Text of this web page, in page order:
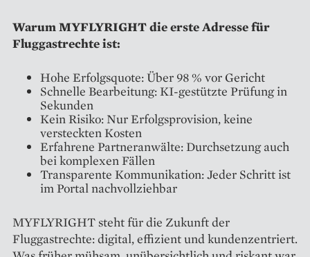
Warum MYFLYRIGHT die erste Adresse für
Fluggastrechte ist:
Hohe Erfolgsquote: Über 98 % vor Gericht
Schnelle Bearbeitung: KI-gestützte Prüfung in
Sekunden
Kein Risiko: Nur Erfolgsprovision, keine
versteckten Kosten
Erfahrene Partneranwälte: Durchsetzung auch
bei komplexen Fällen
Transparente Kommunikation: Jeder Schritt ist
im Portal nachvollziehbar
MYFLYRIGHT steht für die Zukunft der
Fluggastrechte: digital, effizient und kundenzentriert.